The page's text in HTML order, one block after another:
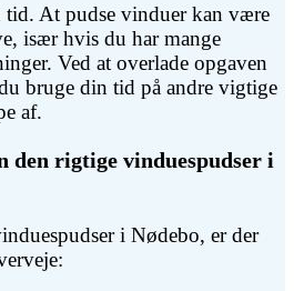
tid. At pudse vinduer kan være
især hvis du har mange
Ved at overlade opgaven
bruge din tid på andre vigtige
af.
den rigtige vinduespudser i
i Nødebo, er der